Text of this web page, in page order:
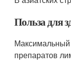
Польза для
Максимальный
препаратов